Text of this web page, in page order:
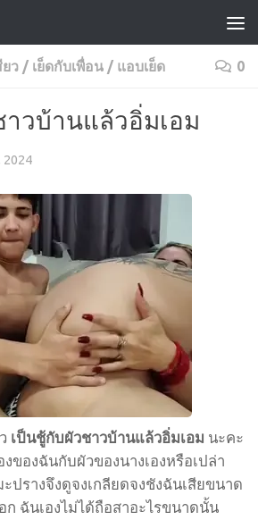
ยว / เย็ดกับเพื่อน / แอบเย็ด 0
วบ้านแล้วอิ่มเอม
2024
เป็นชู้กับผัวชาวบ้านแล้วอิ่มเอม นะคะ
งของฉันกับผัวของนางเองหรือเปล่า
ปรางจึงดูจงเกลียดจงชังฉันเสียขนาด
ก ฉันเองไม่ได้ถือสาอะไรขนาดนั้น